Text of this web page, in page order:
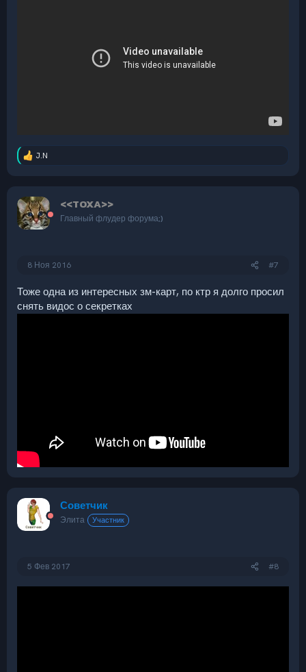
Р
ц
и
и
J.N
<<TOXA>>
Главный флудер форума;)
8 Ноя 2016 #7
Тоже одна из интересных зм-карт, по ктр я долго просил
снять видос о секретках
Советчик
Элита Участник
5 Фев 2017 #8